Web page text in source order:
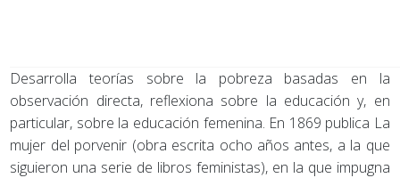
Desarrolla teorías sobre la pobreza basadas en la
observación directa, reflexiona sobre la educación y, en
particular, sobre la educación femenina. En 1869 publica La
mujer del porvenir (obra escrita ocho años antes, a la que
siguieron una serie de libros feministas), en la que impugna